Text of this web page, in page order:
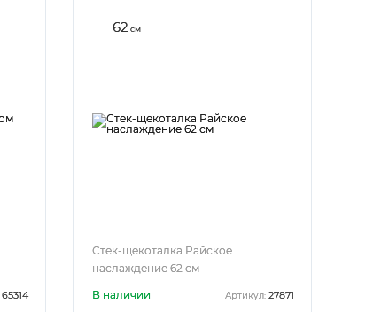
65314
62 см
Стек-щекоталка Райское
наслаждение 62 см
В наличии
Артикул: 27871